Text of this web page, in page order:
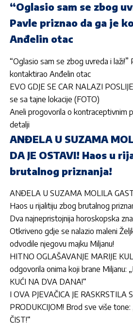
“Oglasio sam se zbog
Pavle priznao da ga je
Anđelin otac
“Oglasio sam se zbog uvreda i laži!”
kontaktirao Anđelin otac
EVO GDJE SE CAR NALAZI
se sa tajne lokacije (FOTO)
Aneli progovorila o kontraceptivnim
detalji
ANĐELA U SUZAMA
DA JE OSTAVI! Haos u
brutalnog priznanja!
ANĐELA U SUZAMA MOLILA
Haos u rijalitiju zbog brutalnog
Dva najnepristojnija horoskopska
Otkriveno gdje se nalazio maleni
odvodile njegovu majku Miljanu!
HITNO OGLAŠAVANJE MARIJE
odgovorila onima koji brane Miljanu:
KUĆI NA DVA DANA!“
I OVA PJEVAČICA JE RASKRSTILA
PRODUKCIJOM! Brod sve više tone:
ČIST!“